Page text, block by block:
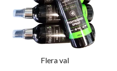
Flera val